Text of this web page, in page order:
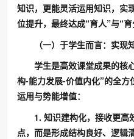
知识，更能灵活运用知识，实
位提升，最终达成“育人”与“育
（一）于学生而言：实
学生是高效课堂成果的核
构-能力发展-价值内化”的全
运用与势能增值：
1. 知识建构化，接收更高
点，而是形成结构良好、逻辑